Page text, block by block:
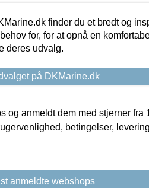
finder du et bredt og
for, for at opnå en
deres udvalg.
på DKMarine.dk
anmeldt dem med stjerner fra
betingelser,
anmeldte webshops